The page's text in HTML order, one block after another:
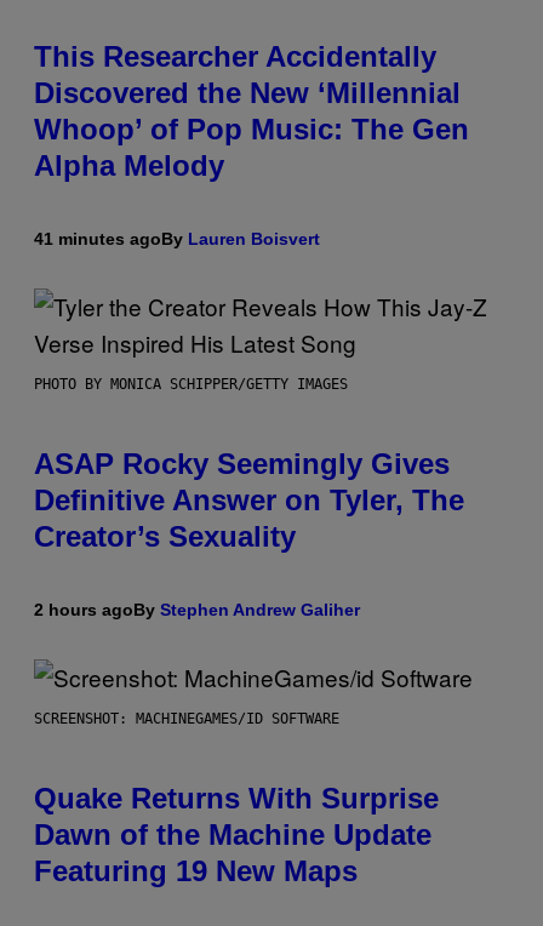
This Researcher Accidentally
Discovered the New ‘Millennial
Whoop’ of Pop Music: The Gen
Alpha Melody
41 minutes agoBy Lauren Boisvert
PHOTO BY MONICA SCHIPPER/GETTY IMAGES
ASAP Rocky Seemingly Gives
Definitive Answer on Tyler, The
Creator’s Sexuality
2 hours agoBy Stephen Andrew Galiher
SCREENSHOT: MACHINEGAMES/ID SOFTWARE
Quake Returns With Surprise
Dawn of the Machine Update
Featuring 19 New Maps